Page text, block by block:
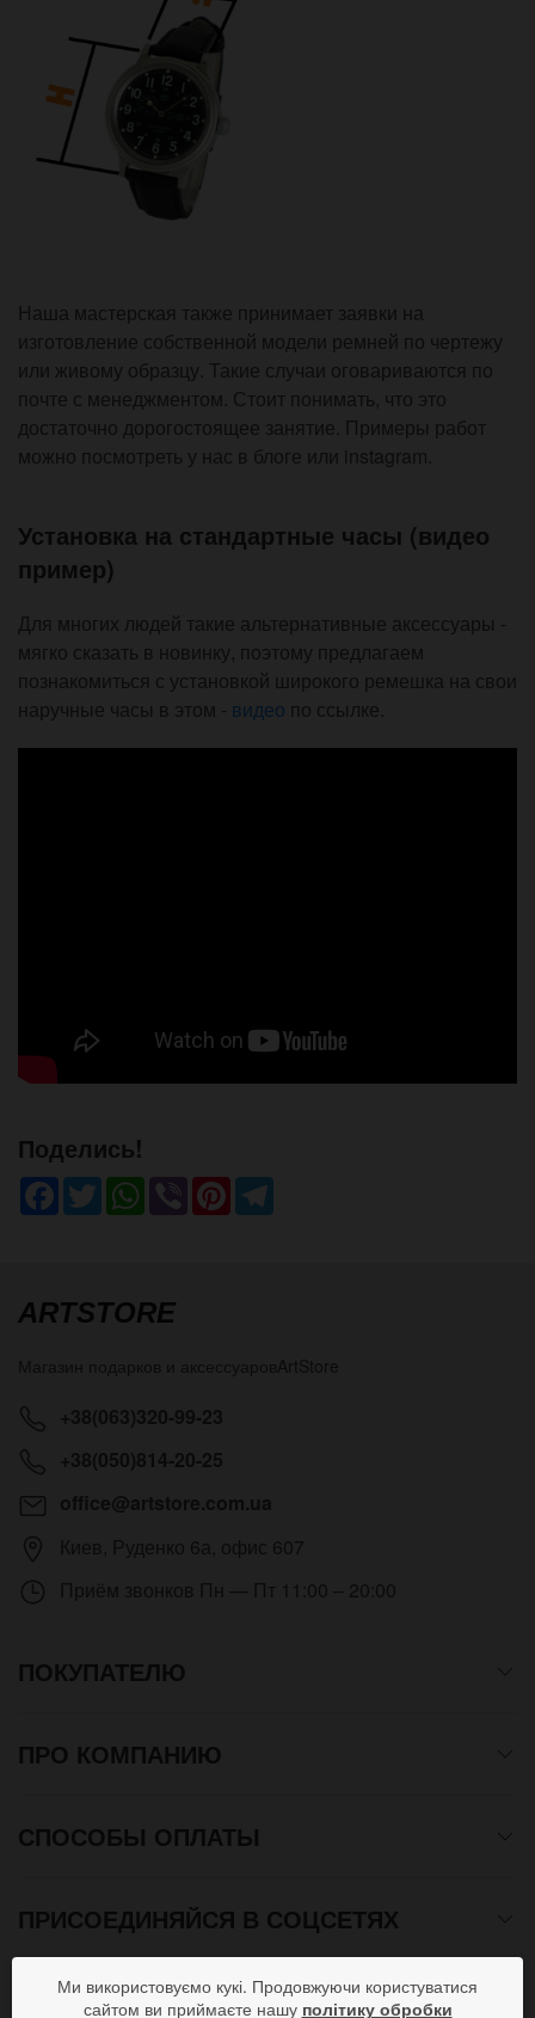
Наша мастерская также принимает заявки на
изготовление собственной модели ремней по чертежу
или живому образцу. Такие случаи оговариваются по
почте с менеджментом. Стоит понимать, что это
достаточно дорогостоящее занятие. Примеры работ
можно посмотреть у нас в блоге или instagram.
Установка на стандартные часы (видео
пример)
Для многих людей такие альтернативные аксессуары -
мягко сказать в новинку, поэтому предлагаем
познакомиться с установкой широкого ремешка на свои
наручные часы в этом - видео по ссылке.
Поделись!
Facebook
TwitterWhatsApp
ViberPinterest
ARTSTORE
ПОКУПАТЕЛЮ
ПРО КОМПАНИЮ
СПОСОБЫ ОПЛАТЫ
ПРИСОЕДИНЯЙСЯ В СОЦСЕТЯХ
Ми використовуємо кукі. Продовжуючи користуватися
сайтом ви приймаєте нашу політику обробки